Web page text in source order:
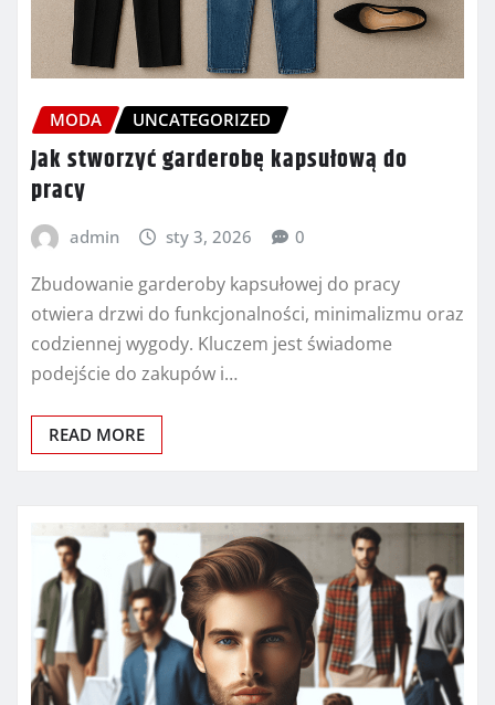
MODA UNCATEGORIZED
Jak stworzyć garderobę kapsułową do
pracy
admin sty 3, 2026 0
Zbudowanie garderoby kapsułowej do pracy
otwiera drzwi do funkcjonalności, minimalizmu oraz
codziennej wygody. Kluczem jest świadome
podejście do zakupów i…
READ MORE